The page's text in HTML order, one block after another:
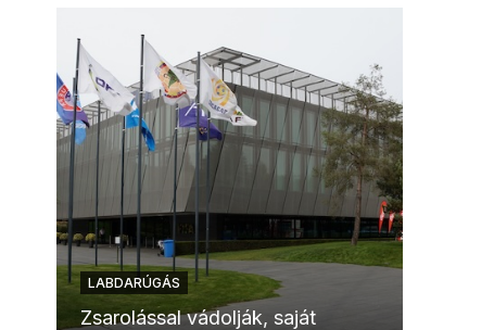
LABDARÚGÁS
Zsarolással vádolják, saját